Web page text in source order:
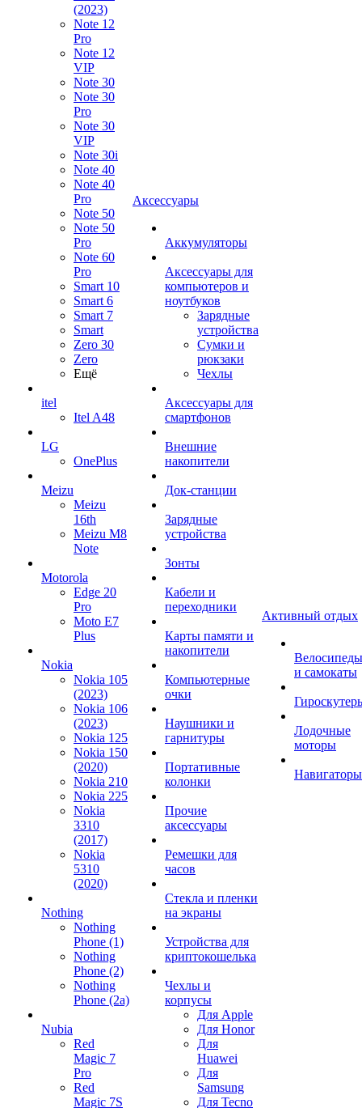
(2023)
Note 12
Pro
Note 12
VIP
Note 30
Note 30
Pro
Note 30
VIP
Note 30i
Note 40
Note 40
Pro
Note 50
Note 50
Pro
Note 60
Pro
Smart 10
Smart 6
Smart 7
Smart
Zero 30
Zero
Ещё
itel
Itel A48
LG
OnePlus
Meizu
Meizu
16th
Meizu M8
Note
Motorola
Edge 20
Pro
Moto E7
Plus
Nokia
Nokia 105
(2023)
Nokia 106
(2023)
Nokia 125
Nokia 150
(2020)
Nokia 210
Nokia 225
Nokia
3310
(2017)
Nokia
5310
(2020)
Nothing
Nothing
Phone (1)
Nothing
Phone (2)
Nothing
Phone (2a)
Nubia
Red
Magic 7
Pro
Red
Magic 7S
Аксессуары
Аккумуляторы
Аксессуары для
компьютеров и
ноутбуков
Зарядные
устройства
Сумки и
рюкзаки
Чехлы
Аксессуары для
смартфонов
Внешние
накопители
Док-станции
Зарядные
устройства
Зонты
Кабели и
переходники
Карты памяти и
накопители
Компьютерные
очки
Наушники и
гарнитуры
Портативные
колонки
Прочие
аксессуары
Ремешки для
часов
Стекла и пленки
на экраны
Устройства для
криптокошелька
Чехлы и
корпусы
Для Apple
Для Honor
Для
Huawei
Для
Samsung
Для Tecno
Активный отдых
Велосипеды
и самокаты
Лодочные
моторы
Навигаторы